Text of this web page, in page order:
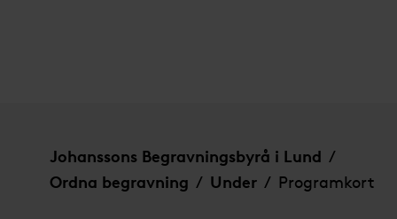
Johanssons Begravningsbyrå i Lund /
Ordna begravning / Under / Programkort